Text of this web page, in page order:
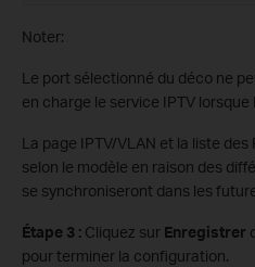
Noter:
Le port sélectionné du déco ne
en charge le service IPTV
La page IPTV/VLAN et la liste
selon le modèle en raison des
se synchroniseront dans les
Étape 3 : Cliquez sur Enregistrer
pour terminer la configuration.